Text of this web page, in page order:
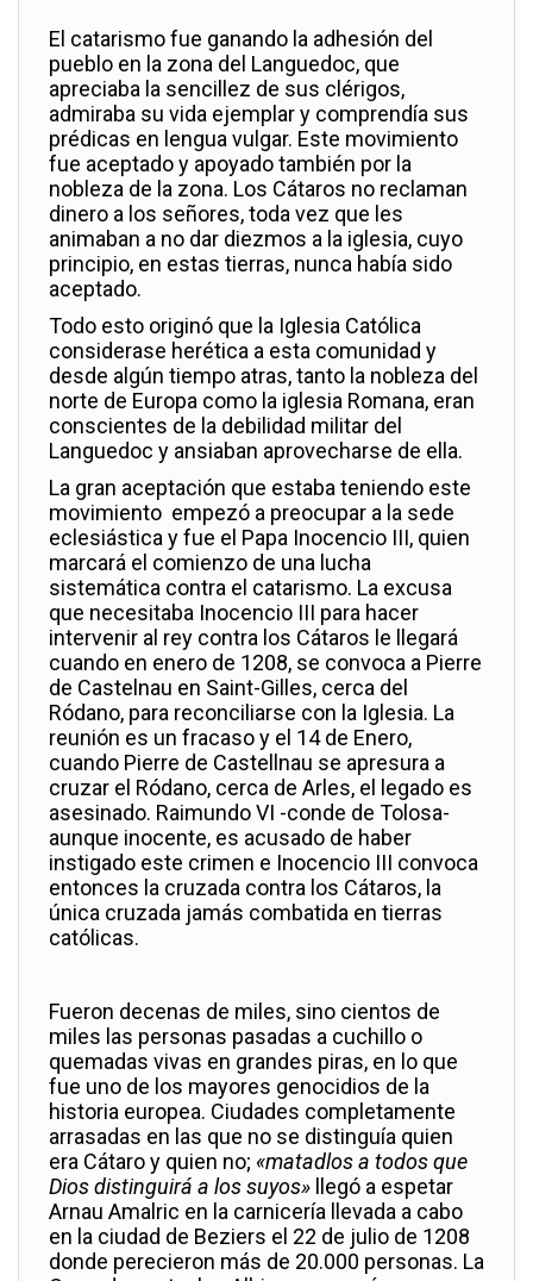
El catarismo fue ganando la adhesión del
pueblo en la zona del Languedoc, que
apreciaba la sencillez de sus clérigos,
admiraba su vida ejemplar y comprendía sus
prédicas en lengua vulgar. Este movimiento
fue aceptado y apoyado también por la
nobleza de la zona. Los Cátaros no reclaman
dinero a los señores, toda vez que les
animaban a no dar diezmos a la iglesia, cuyo
principio, en estas tierras, nunca había sido
aceptado.
Todo esto originó que la Iglesia Católica
considerase herética a esta comunidad y
desde algún tiempo atras, tanto la nobleza del
norte de Europa como la iglesia Romana, eran
conscientes de la debilidad militar del
Languedoc y ansiaban aprovecharse de ella.
La gran aceptación que estaba teniendo este
movimiento empezó a preocupar a la sede
eclesiástica y fue el Papa Inocencio III, quien
marcará el comienzo de una lucha
sistemática contra el catarismo. La excusa
que necesitaba Inocencio III para hacer
intervenir al rey contra los Cátaros le llegará
cuando en enero de 1208, se convoca a Pierre
de Castelnau en Saint-Gilles, cerca del
Ródano, para reconciliarse con la Iglesia. La
reunión es un fracaso y el 14 de Enero,
cuando Pierre de Castellnau se apresura a
cruzar el Ródano, cerca de Arles, el legado es
asesinado. Raimundo VI -conde de Tolosa-
aunque inocente, es acusado de haber
instigado este crimen e Inocencio III convoca
entonces la cruzada contra los Cátaros, la
única cruzada jamás combatida en tierras
católicas.
Fueron decenas de miles, sino cientos de
miles las personas pasadas a cuchillo o
quemadas vivas en grandes piras, en lo que
fue uno de los mayores genocidios de la
historia europea. Ciudades completamente
arrasadas en las que no se distinguía quien
era Cátaro y quien no; «matadlos a todos que
Dios distinguirá a los suyos»
llegó a espetar
Arnau Amalric en la carnicería llevada a cabo
en la ciudad de Beziers el 22 de julio de 1208
donde perecieron más de 20.000 personas. La